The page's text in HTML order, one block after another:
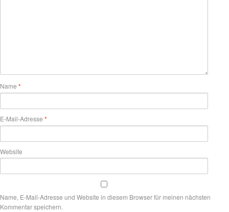
Name *
E-Mail-Adresse *
Website
Name, E-Mail-Adresse und Website in diesem Browser für meinen nächsten
Kommentar speichern.